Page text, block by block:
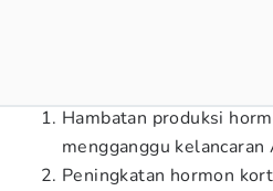
Hambatan produksi
mengganggu kelancaran
Peningkatan hormon